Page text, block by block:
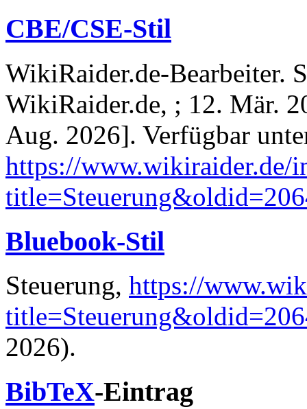
CBE/CSE-Stil
WikiRaider.de-Bearbeiter.
WikiRaider.de, ; 12. Mär.
Aug. 2026]. Verfügbar
https://www.wikiraider.de/
Bluebook-Stil
Steuerung, https://
2026).
BibTeX-Eintrag